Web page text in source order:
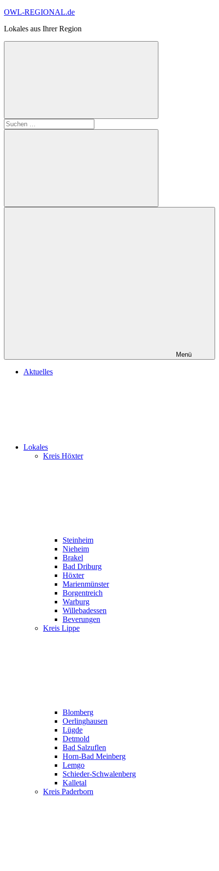
Zum
springen
OWL-REGIONAL.de
Lokales aus Ihrer Region
Suchformular
öffnen
Suchen
nach:
Suchen
Menü
Aktuelles
Lokales
Kreis Höxter
Steinheim
Nieheim
Brakel
Bad Driburg
Höxter
Marienmünster
Borgentreich
Warburg
Willebadessen
Beverungen
Kreis Lippe
Blomberg
Oerlinghausen
Lügde
Detmold
Bad Salzuflen
Horn-Bad Meinberg
Lemgo
Schieder-Schwalenberg
Kalletal
Kreis Paderborn